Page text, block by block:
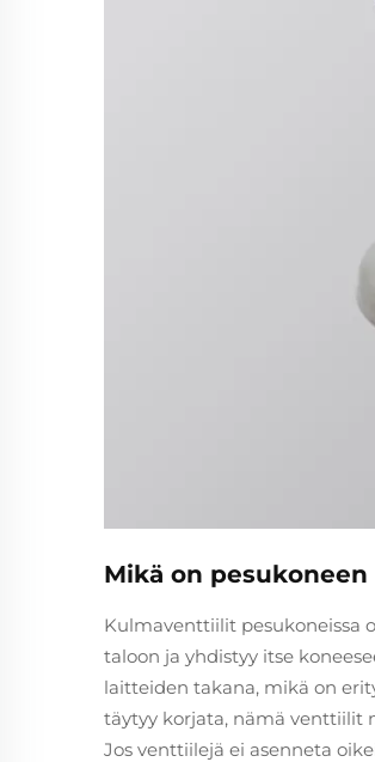
Mikä on
Kulmaventtiilit pesukoneissa
taloon ja yhdistyy itse
laitteiden takana, mikä on
täytyy korjata, nämä venttiilit
Jos venttiilejä ei asenneta